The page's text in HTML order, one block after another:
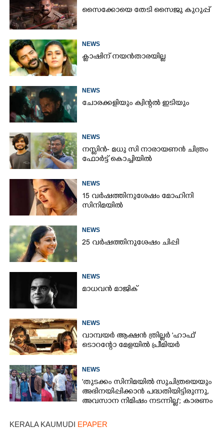
സൈക്കോയെ തേടി സൈജു കുറുപ്പ്
NEWS
ക്ലാഷിന് നയൻതാരയില്ല
NEWS
ചോരക്കളിയും ക്വിന്റൽ ഇടിയും
NEWS
നസ്ലിൻ- മധു സി നാരായണൻ ചിത്രം
ഫോർട്ട് കൊച്ചിയിൽ
NEWS
15 വർഷത്തിനുശേഷം മോഹിനി
സിനിമയിൽ
NEWS
25 വർഷത്തിനുശേഷം ചിപ്പി
NEWS
മാധവൻ മാജിക്
NEWS
വാമ്പയർ ആക്ഷൻ ത്രില്ലർ 'ഹാഫ്'
ടൊറന്റോ മേളയിൽ പ്രീമിയർ
NEWS
'തുടക്കം സിനിമയിൽ സുചിത്രയെയും
അഭിനയിപ്പിക്കാൻ പദ്ധതിയിട്ടിരുന്നു,​
അവസാന നിമിഷം നടന്നില്ല'; കാരണം
KERALA KAUMUDI EPAPER